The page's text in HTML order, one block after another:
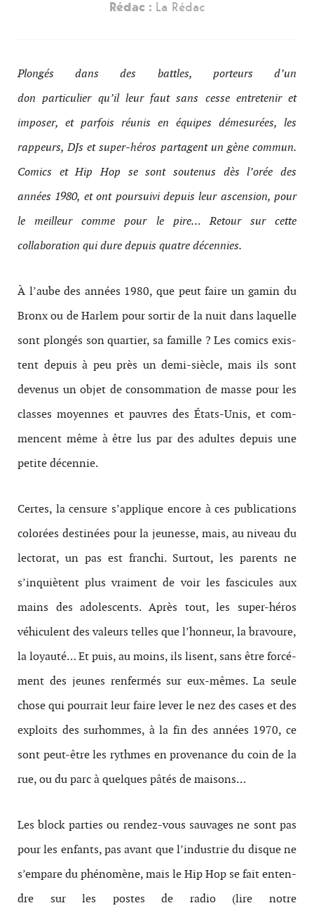
Rédac : La Rédac
Plongés dans des bat­tles, por­teurs d’un
don particulier qu’il leur faut sans cesse entretenir et
imposer, et par­fois réunis en équipes démesurées, les
rappeurs, DJs et super-​héros parta­gent un gène com­mun.
Comics et Hip Hop se sont soutenus dès l’orée des
années 1980, et ont pour­suivi depuis leur ascension, pour
le meilleur comme pour le pire… Retour sur cette
collaboration qui dure depuis quatre décennies.
À l’aube des années 1980, que peut faire un gamin du
Bronx ou de Harlem pour sor­tir de la nuit dans laque­lle
sont plongés son quartier, sa famille ? Les comics exis­
tent depuis à peu près un demi-​siècle, mais ils sont
devenus un objet de con­som­ma­tion de masse pour les
classes moyennes et pau­vres des États-​Unis, et com­
men­cent même à être lus par des adultes depuis une
petite décennie.
Certes, la cen­sure s’applique encore à ces pub­li­ca­tions
col­orées des­tinées pour la jeunesse, mais, au niveau du
lec­torat, un pas est franchi. Surtout, les par­ents ne
s’inquiètent plus vrai­ment de voir les fascicules aux
mains des ado­les­cents. Après tout, les super-​héros
véhicu­lent des valeurs telles que l’honneur, la bravoure,
la loy­auté… Et puis, au moins, ils lisent, sans être for­cé­
ment des jeunes ren­fer­més sur eux-​mêmes. La seule
chose qui pourrait leur faire lever le nez des cases et des
exploits des surhommes, à la fin des années 1970, ce
sont peut-​être les rythmes en prove­nance du coin de la
rue, ou du parc à quelques pâtés de maisons…
Les block par­ties ou rendez-​vous sauvages ne sont pas
pour les enfants, pas avant que l’industrie du disque ne
s’empare du phénomène, mais le Hip Hop se fait enten­
dre sur les postes de radio (lire notre